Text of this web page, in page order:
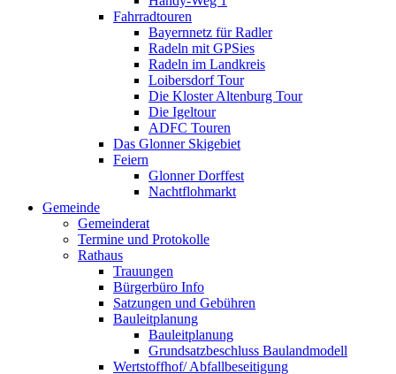
Fahrradtouren
Bayernnetz für Radler
Radeln mit GPSies
Radeln im Landkreis
Loibersdorf Tour
Die Kloster Altenburg Tour
Die Igeltour
ADFC Touren
Das Glonner Skigebiet
Feiern
Glonner Dorffest
Nachtflohmarkt
Gemeinde
Gemeinderat
Termine und Protokolle
Rathaus
Trauungen
Bürgerbüro Info
Satzungen und Gebühren
Bauleitplanung
Bauleitplanung
Grundsatzbeschluss Baulandmodell
Wertstoffhof/ Abfallbeseitigung